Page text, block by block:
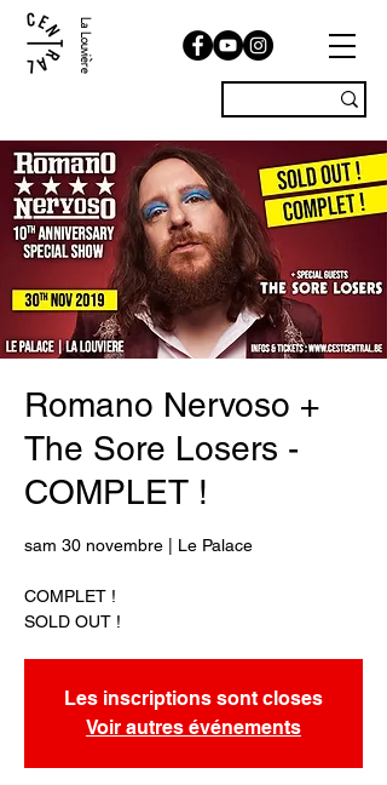
La Louvière
Romano Nervoso +
The Sore Losers -
COMPLET !
sam 30 novembre | Le Palace
COMPLET !
SOLD OUT !
Les inscriptions sont closes
Voir autres événements